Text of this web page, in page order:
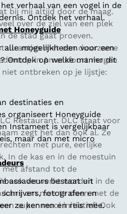
verhaal van een vogel in de
Ontdek het verhaal.
Honeyguide
alle mogelijkheden voor een
Ontdek op welke manier dit
destinaties en
organiseert Honeyguide
Instameet is vergelijkbaar
maar dan met micro
bestaat uit
fotografen en
ze kennen en reis mee.
bij mij altijd door de maag.
over de ziel van een plek
de stad gaat proeven.
met een duurzame
in Amersfoort mogen
ontbreken op je lijstje:
Restaurant. DLC staat voor
zegt het dan ook al. Ze
met pure, eerlijke
In de kas en in de moestuin
met afstand tot de
ook verwerkt worden in de
kans om mee te doen met de
super mooi initiatief! Ook